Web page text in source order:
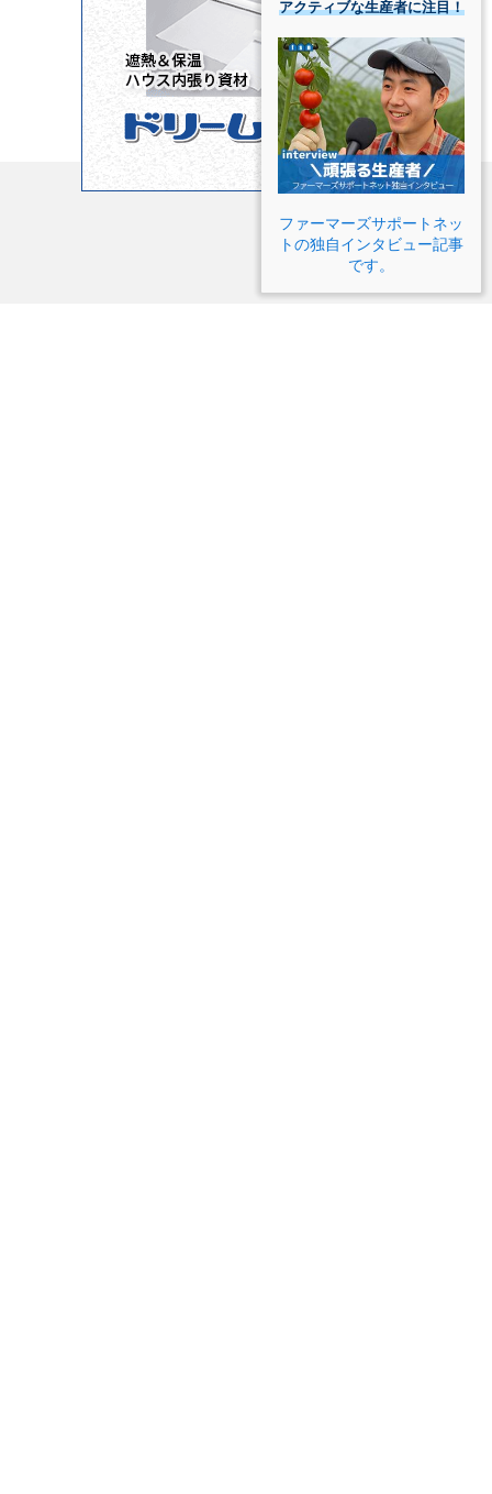
アクティブな生産者に注目！
ファーマーズサポートネッ
トの独自インタビュー記事
です。